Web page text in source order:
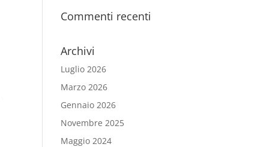
Commenti recenti
Archivi
Luglio 2026
Marzo 2026
Gennaio 2026
Novembre 2025
Maggio 2024